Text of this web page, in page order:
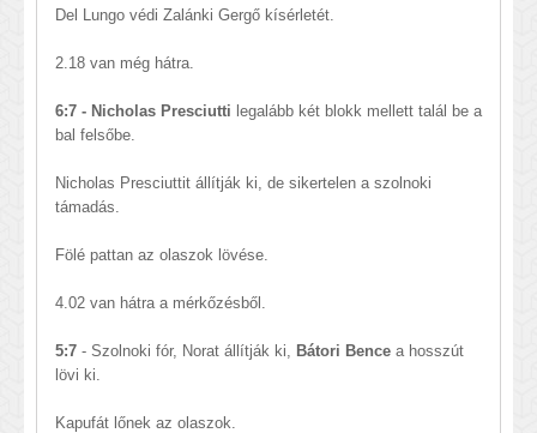
Del Lungo védi Zalánki Gergő kísérletét.
2.18 van még hátra.
6:7 - Nicholas Presciutti legalább két blokk mellett talál be a
bal felsőbe.
Nicholas Presciuttit állítják ki, de sikertelen a szolnoki
támadás.
Fölé pattan az olaszok lövése.
4.02 van hátra a mérkőzésből.
5:7 - Szolnoki fór, Norat állítják ki, Bátori Bence a hosszút
lövi ki.
Kapufát lőnek az olaszok.